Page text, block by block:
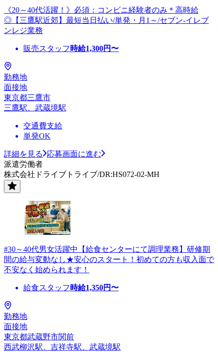
《20～40代活躍！》必須：コンビニ経験者のみ＊高時給
◎【三鷹駅近郊】最短当日払い/単発・月1～/セブン-イレブ
ンレジ業務
販売スタッフ 時給1,300円〜
勤務地
面接地
東京都三鷹市
三鷹駅、武蔵境駅
交通費支給
単発OK
詳細を見る
応募画面に進む
派遣労働者
株式会社ドライブトライブ/DR:HS072-02-MH
#30～40代男女活躍中【給食センターにて調理業務】研修期
間の給与変動なし★安心のスタート！初めての方も収入面で
不安なく始められます！
給食スタッフ 時給1,350円〜
勤務地
面接地
東京都武蔵野市関前
西武柳沢駅、吉祥寺駅、武蔵境駅